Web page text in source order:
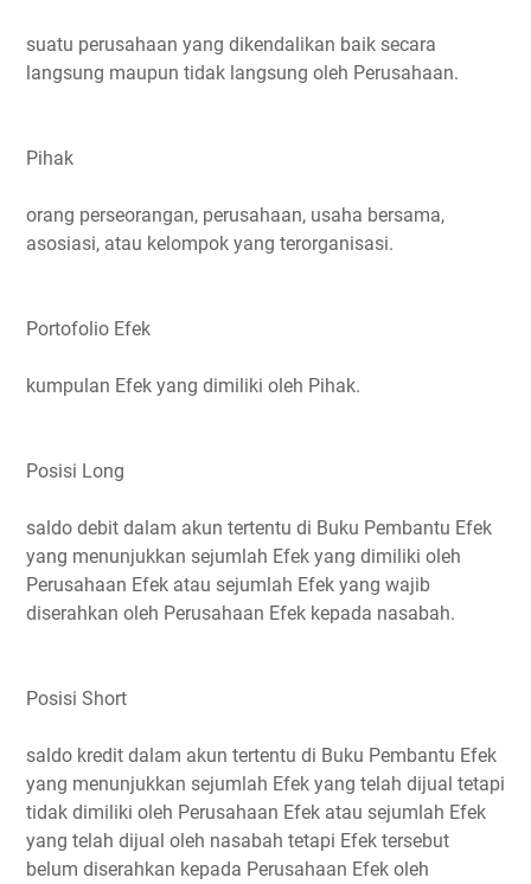
suatu perusahaan yang dikendalikan baik secara
langsung maupun tidak langsung oleh Perusahaan.
Pihak
orang perseorangan, perusahaan, usaha bersama,
asosiasi, atau kelompok yang terorganisasi.
Portofolio Efek
kumpulan Efek yang dimiliki oleh Pihak.
Posisi Long
saldo debit dalam akun tertentu di Buku Pembantu Efek
yang menunjukkan sejumlah Efek yang dimiliki oleh
Perusahaan Efek atau sejumlah Efek yang wajib
diserahkan oleh Perusahaan Efek kepada nasabah.
Posisi Short
saldo kredit dalam akun tertentu di Buku Pembantu Efek
yang menunjukkan sejumlah Efek yang telah dijual tetapi
tidak dimiliki oleh Perusahaan Efek atau sejumlah Efek
yang telah dijual oleh nasabah tetapi Efek tersebut
belum diserahkan kepada Perusahaan Efek oleh